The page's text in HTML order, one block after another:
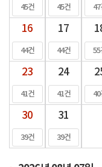
45건 45건
16
44건
17
44건 55
23
41건
24
41건
30
39건
31
39건